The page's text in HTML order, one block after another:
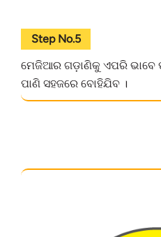
Step No.5
ମେଜିଆର ଗଡ଼ାଣିକୁ ଏପରି ଭାବେ
ପାଣି ସହଜରେ ବୋହିଯିବ ।